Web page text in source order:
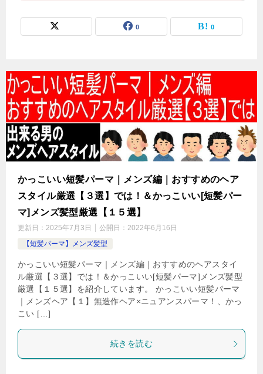
0 0
かっこいい短髪パーマ｜メンズ編｜おすすめのヘア
スタイル厳選【３選】では！＆かっこいい[短髪パー
マ]メンズ髪型厳選【１５選】
更新日： 2025年7月3日 公開日： 2022年6月16日
【短髪パーマ】メンズ髪型
かっこいい短髪パーマ｜メンズ編｜おすすめのヘアスタイ
ル厳選【３選】では！＆かっこいい[短髪パーマ]メンズ髪型
厳選【１５選】を紹介しています。 かっこいい短髪パーマ
｜メンズヘア【１】無造作ヘア×ニュアンスパーマ！、かっ
こい […]
続きを読む